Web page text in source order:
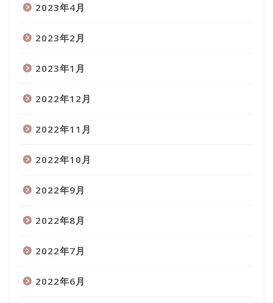
2023年4月
2023年2月
2023年1月
2022年12月
2022年11月
2022年10月
2022年9月
2022年8月
2022年7月
2022年6月